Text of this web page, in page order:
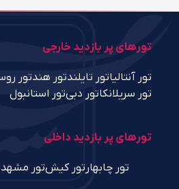
تورهای پر بازدید خارجی
تور آنتالیاتور تایلندتور هندتور
تور سریلانکاتور دبیتور استانبول
تورهای پر بازدید داخلی
تور چابهار تور کیشتور مشهد